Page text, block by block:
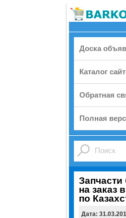
Доска
Каталог
Обратная
Полная
на заказ
по
Дата: